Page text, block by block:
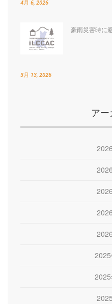
4月 6, 2026
豪雨災害時に
3月 13, 2026
ア